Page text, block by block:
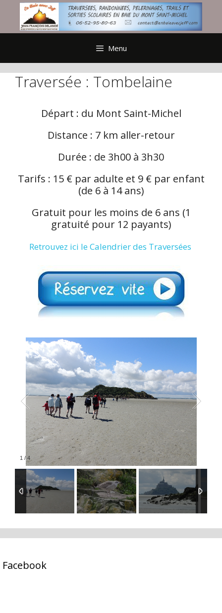
contenu
Menu
Traversée : Tombelaine
Départ : du Mont Saint-Michel
Distance : 7 km aller-retour
Durée : de 3h00 à 3h30
Tarifs : 15 € par adulte et 9 € par enfant
(de 6 à 14 ans)
Gratuit pour les moins de 6 ans (1
gratuité pour 12 payants)
Retrouvez ici le Calendrier des Traversées
1 /4
Facebook